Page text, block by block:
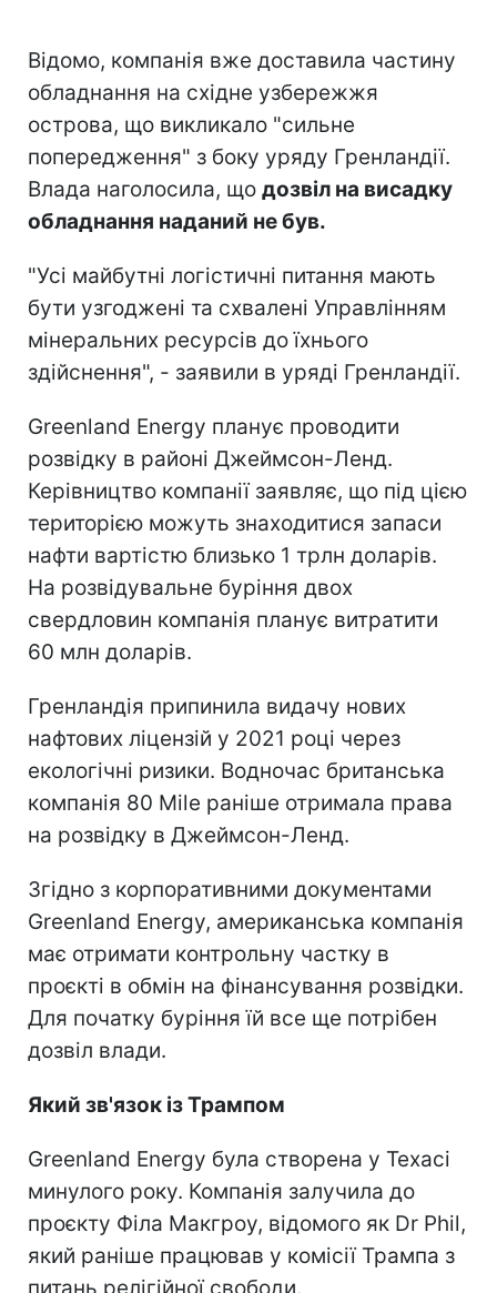
Відомо, компанія вже доставила частину
обладнання на східне узбережжя
острова, що викликало "сильне
попередження" з боку уряду Гренландії.
Влада наголосила, що дозвіл на висадку
обладнання наданий не був.
"Усі майбутні логістичні питання мають
бути узгоджені та схвалені Управлінням
мінеральних ресурсів до їхнього
здійснення", - заявили в уряді Гренландії.
Greenland Energy планує проводити
розвідку в районі Джеймсон-Ленд.
Керівництво компанії заявляє, що під цією
територією можуть знаходитися запаси
нафти вартістю близько 1 трлн доларів.
На розвідувальне буріння двох
свердловин компанія планує витратити
60 млн доларів.
Гренландія припинила видачу нових
нафтових ліцензій у 2021 році через
екологічні ризики. Водночас британська
компанія 80 Mile раніше отримала права
на розвідку в Джеймсон-Ленд.
Згідно з корпоративними документами
Greenland Energy, американська компанія
має отримати контрольну частку в
проєкті в обмін на фінансування розвідки.
Для початку буріння їй все ще потрібен
дозвіл влади.
Який зв'язок із Трампом
Greenland Energy була створена у Техасі
минулого року. Компанія залучила до
проєкту Філа Макгроу, відомого як Dr Phil,
який раніше працював у комісії Трампа з
питань релігійної свободи.